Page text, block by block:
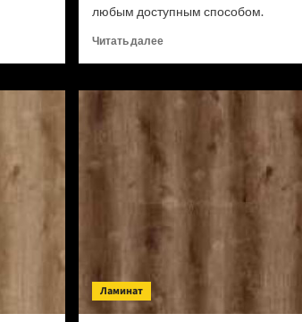
любым доступным способом.
Читать далееПрочитать
Кварцвиниловая
цен)
Ламинат